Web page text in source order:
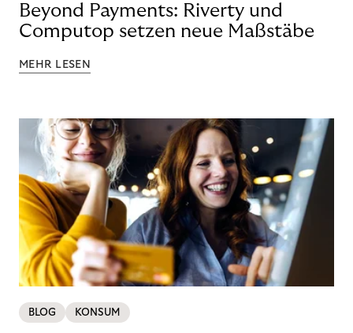
Beyond Payments: Riverty und
Computop setzen neue Maßstäbe
MEHR LESEN
BLOG KONSUM